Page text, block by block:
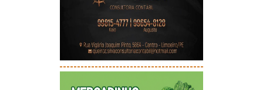
-----------------------------------------